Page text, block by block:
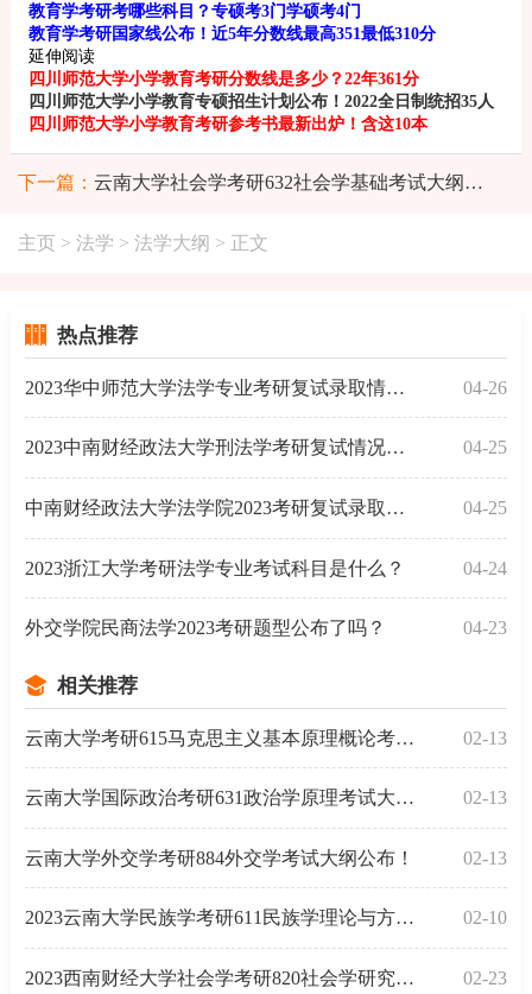
教育学考研考哪些科目？专硕考3门学硕考4门
教育学考研国家线公布！近5年分数线最高351最低310分
延伸阅读
四川师范大学小学教育考研分数线是多少？22年361分
四川师范大学小学教育专硕招生计划公布！2022全日制统招35人
四川师范大学小学教育考研参考书最新出炉！含这10本
下一篇： 云南大学社会学考研632社会学基础考试大纲公布！
主页 > 法学 > 法学大纲 > 正文
热点推荐
2023华中师范大学法学专业考研复试录取情况分析！ 04-26
2023中南财经政法大学刑法学考研复试情况！含录取名单 04-25
中南财经政法大学法学院2023考研复试录取情况解读！ 04-25
2023浙江大学考研法学专业考试科目是什么？ 04-24
外交学院民商法学2023考研题型公布了吗？ 04-23
相关推荐
云南大学考研615马克思主义基本原理概论考试大纲 02-13
云南大学国际政治考研631政治学原理考试大纲公布！ 02-13
云南大学外交学考研884外交学考试大纲公布！ 02-13
2023云南大学民族学考研611民族学理论与方法考试大纲 02-10
2023西南财经大学社会学考研820社会学研究方法考试大纲 02-23